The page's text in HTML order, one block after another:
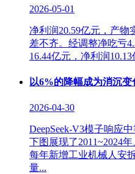
2026-05-01
净利润20.59亿元，产物
差不齐。经调整净吃亏
16.44亿元，净利润
以6%的降幅成为消沉变
2026-04-30
DeepSeek-V3模子响应
下图展现了2011~2024
每年新增工业机械人安
量...